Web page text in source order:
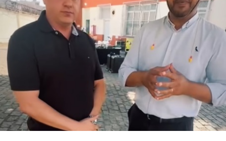
“E esse valor não vem apenas da experiência que
acumula, mas da forma como você se posiciona, se
reinventa e se torna indispensável e reconhecido pelo
impacto que gera. Sua jornada não é apenas um caminho
percorrido, mas um patrimônio valioso”, acrescenta.
Com linguagem acessível, o livro combina elementos de
autobiografia, liderança e planejamento estratégico,
propondo um caminho prático para quem deseja
assumir o controle da própria trajetória com clareza,
ousadia e consistência. O método apresentado por